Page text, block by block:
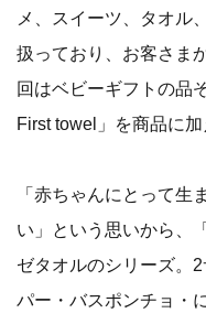
メ、スイーツ、タオル
扱っており、お客さま
回はベビーギフトの品
First towel」を商品に加
「赤ちゃんにとって生
い」という思いから、
ゼタオルのシリーズ。
パー・バスポンチョ・